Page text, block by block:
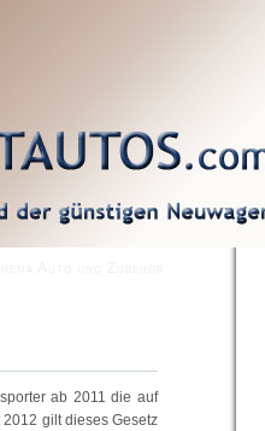
ab 2011 die auf
gilt dieses Gesetz